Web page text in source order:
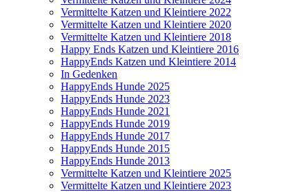
Vermittelte Katzen und Kleintiere 2022
Vermittelte Katzen und Kleintiere 2020
Vermittelte Katzen und Kleintiere 2018
Happy Ends Katzen und Kleintiere 2016
HappyEnds Katzen und Kleintiere 2014
In Gedenken
HappyEnds Hunde 2025
HappyEnds Hunde 2023
HappyEnds Hunde 2021
HappyEnds Hunde 2019
HappyEnds Hunde 2017
HappyEnds Hunde 2015
HappyEnds Hunde 2013
Vermittelte Katzen und Kleintiere 2025
Vermittelte Katzen und Kleintiere 2023